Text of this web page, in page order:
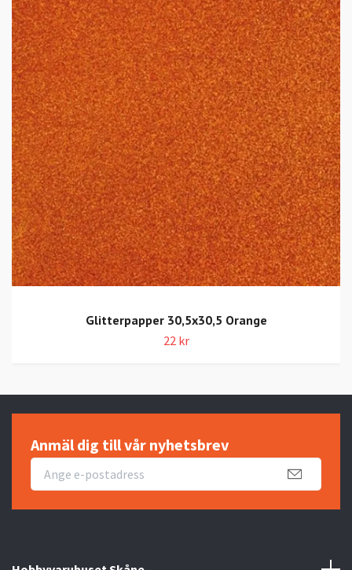
Glitterpapper 30,5x30,5 Orange
22 kr
Anmäl dig till vår nyhetsbrev